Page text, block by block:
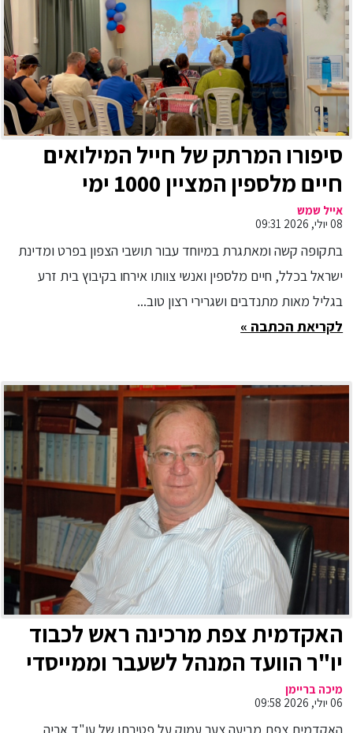
סיפורו המרתק של חייל המילואים
חיים מלספין המציין 1000 ימי
מילואים בעזה ולבנון כשהוא ממשיך
להילחם, לשקם, ולבנות גשרים בין
ישראל לעולם
אייל שמש
08 יולי, 2026 09:31
בתקופה קשה ומאתגרת במיוחד עבור תושבי הצפון בפרט ומדינת
ישראל בכלל, חיים מלספין ואנשי צוותו אירחו בקיבוץ בית זרע
בגליל מאות מתנדבים ושגרירי רצון טוב...
לקריאת הכתבה »
האקדמית צפת מרכינה ראש לכבוד
יו"ר הוועד המנהל לשעבר וממייסדי
האקדמית צפת, עו"ד אריה הרמלין
ז"ל
מיכה בריימן
06 יולי, 2026 09:58